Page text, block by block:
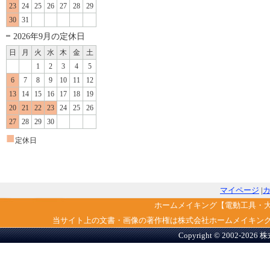
23
24 25 26 27 28
29
30
31
2026年9月の定休日
日 月 火 水 木 金
土
1
2 3 4
5
6
7 8 9 10 11
12
13
14 15 16 17 18
19
20
21 22 23 24 25
26
27
28 29 30
■ 定休日
マイページ |
ホームメイキング【電動工具・
当サイト上の文書・画像の著作権は株式会社ホームメイキ
Copyright © 2002-2026